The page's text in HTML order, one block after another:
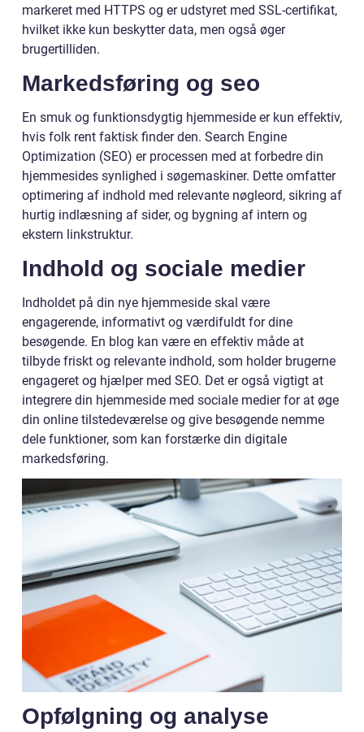
markeret med HTTPS og er udstyret med SSL-certifikat,
hvilket ikke kun beskytter data, men også øger
brugertilliden.
Markedsføring og seo
En smuk og funktionsdygtig hjemmeside er kun effektiv,
hvis folk rent faktisk finder den. Search Engine
Optimization (SEO) er processen med at forbedre din
hjemmesides synlighed i søgemaskiner. Dette omfatter
optimering af indhold med relevante nøgleord, sikring af
hurtig indlæsning af sider, og bygning af intern og
ekstern linkstruktur.
Indhold og sociale medier
Indholdet på din nye hjemmeside skal være
engagerende, informativt og værdifuldt for dine
besøgende. En blog kan være en effektiv måde at
tilbyde friskt og relevante indhold, som holder brugerne
engageret og hjælper med SEO. Det er også vigtigt at
integrere din hjemmeside med sociale medier for at øge
din online tilstedeværelse og give besøgende nemme
dele funktioner, som kan forstærke din digitale
markedsføring.
Opfølgning og analyse